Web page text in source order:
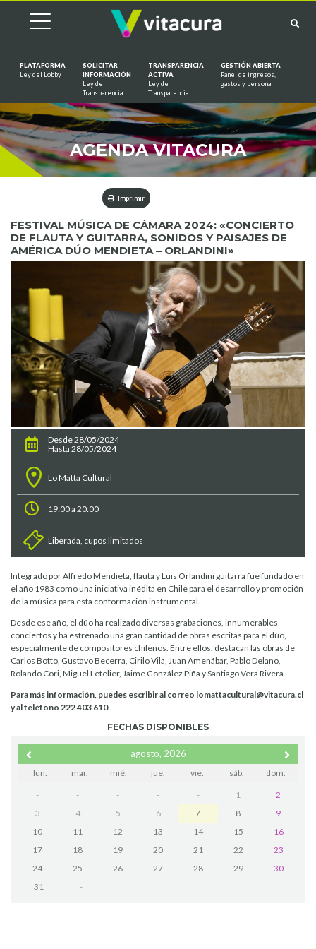
PLATAFORMA
Ley del Lobby
SOLICITAR
INFORMACIÓN
Ley de
Transparencia
TRANSPARENCIA
ACTIVA
Ley de
Transparencia
GESTIÓN ABIERTA
Panel de ingresos,
gastos y personal
AGENDA VITACURA
Imprimir
FESTIVAL MÚSICA DE CÁMARA 2024: «CONCIERTO
DE FLAUTA Y GUITARRA, SONIDOS Y PAISAJES DE
AMÉRICA DÚO MENDIETA – ORLANDINI»
Desde 28/05/2024
Hasta 28/05/2024
Lo Matta Cultural
19:00 a 20:00
Liberada, cupos limitados
Integrado por Alfredo Mendieta, flauta y Luis Orlandini guitarra fue fundado en
el año 1983 como una iniciativa inédita en Chile para el desarrollo y promoción
de la música para esta conformación instrumental.
Desde ese año, el dúo ha realizado diversas grabaciones, innumerables
conciertos y ha estrenado una gran cantidad de obras escritas para el dúo,
especialmente de compositores chilenos. Entre ellos, destacan las obras de
Carlos Botto, Gustavo Becerra, Cirilo Vila, Juan Amenábar, Pablo Delano,
Rolando Cori, Miguel Letelier, Jaime González Piña y Santiago Vera Rivera.
Para más información, puedes escribir al correo lomattacultural@vitacura.cl
y al teléfono 222 403 610.
FECHAS DISPONIBLES
agosto, 2026
lun. mar. mié. jue. vie. sáb. dom.
- - - - - 1
2
3
4 5 6 7 8
9
10
11 12 13 14 15
16
17
18 19 20 21 22
23
24
25 26 27 28 29
30
31
-